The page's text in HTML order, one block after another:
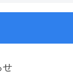
せ